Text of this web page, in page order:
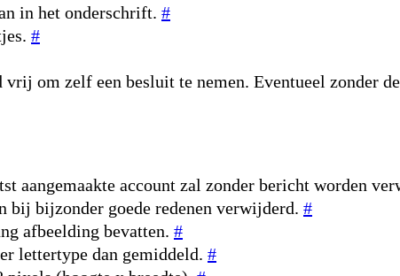
in het onderschrift. #
#
om zelf een besluit te nemen. Eventueel zonder
aangemaakte account zal zonder bericht worden
bij bijzonder goede redenen verwijderd. #
afbeelding bevatten. #
lettertype dan gemiddeld. #